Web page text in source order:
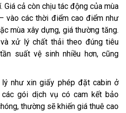
Giá cả còn chịu tác động của mùa
vào các thời điểm cao điểm như
mùa xây dựng, giá thường tăng.
xử lý chất thải theo đúng tiêu
suất vệ sinh nhiều hơn, cũng
lý như xin giấy phép đặt cabin ở
gói dịch vụ có cam kết bảo
thường sẽ khiến giá thuê cao